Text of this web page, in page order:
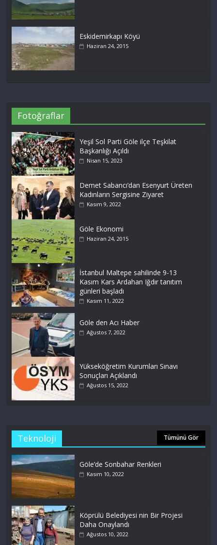
Eskidemirkapı Köyü
Haziran 24, 2015
Fotoğraflar
Yeşil Sol Parti Göle ilçe Teşkilat
Başkanlığı Açıldı
Nisan 15, 2023
Demet Sabancı’dan Esenyurt Üreten
Kadınların Sergisine Ziyaret
Kasım 9, 2022
Göle Ekonomi
Haziran 24, 2015
İstanbul Maltepe sahilinde 9-13
Kasım Kars Ardahan Iğdır tanıtım
günleri başladı
Kasım 11, 2022
Göle den Acı Haber
Ağustos 7, 2022
Yükseköğretim Kurumları Sınavı
Sonuçları Açıklandı
Ağustos 15, 2022
Teknoloji Tümünü Gör
Göle’de Sonbahar Renkleri
Kasım 10, 2022
Köprülü Belediyesi nin Bir Projesi
Daha Onaylandı
Ağustos 10, 2022